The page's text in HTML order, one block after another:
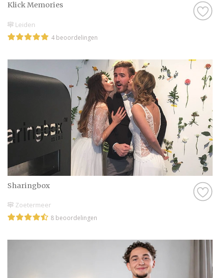
Klick Memories
Leiden
4 beoordelingen
Sharingbox
Zoetermeer
8 beoordelingen